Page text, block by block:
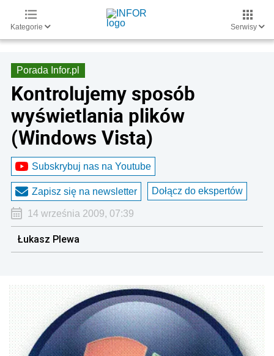
Kategorie Serwisy
Porada Infor.pl
Kontrolujemy sposób
wyświetlania plików
(Windows Vista)
Subskrybuj nas na Youtube
Zapisz się na newsletter Dołącz do ekspertów
14 września 2009, 07:39
Łukasz Plewa